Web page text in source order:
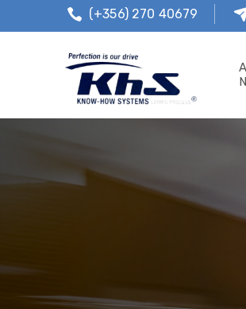
(+356) 270 40679